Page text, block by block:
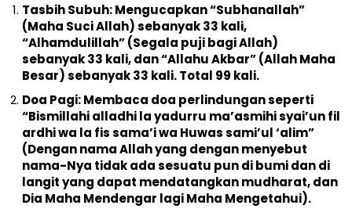
Tasbih Subuh: Mengucapkan “Subhanallah”
(Maha Suci Allah) sebanyak 33 kali,
“Alhamdulillah” (Segala puji bagi Allah)
sebanyak 33 kali, dan “Allahu Akbar” (Allah Maha
Besar) sebanyak 33 kali. Total 99 kali.
Doa Pagi: Membaca doa perlindungan seperti
“Bismillahi alladhi la yadurru ma’asmihi syai’un fil
ardhi wa la fis sama’i wa Huwas sami’ul ‘alim”
(Dengan nama Allah yang dengan menyebut
nama-Nya tidak ada sesuatu pun di bumi dan di
langit yang dapat mendatangkan mudharat, dan
Dia Maha Mendengar lagi Maha Mengetahui).